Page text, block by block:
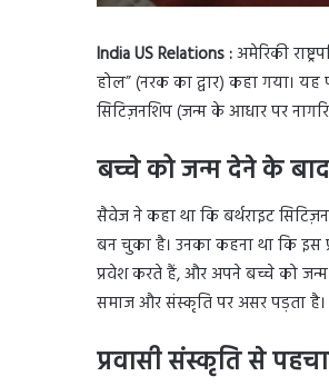
India US Relations :अमेरिकी
होल” (नरक का द्वार) कहा गया।
सिटिज़नशिप (जन्म के आधार पर
बच्चे को जन्म देने के
सैवेज ने कहा था कि बर्थराइट
बन चुका है। उनका कहना था कि इस
प्रवेश करते हैं, और अपने बच्चे को जन्म
समाज और संस्कृति पर असर पड़ता है।
प्रवासी संस्कृति से